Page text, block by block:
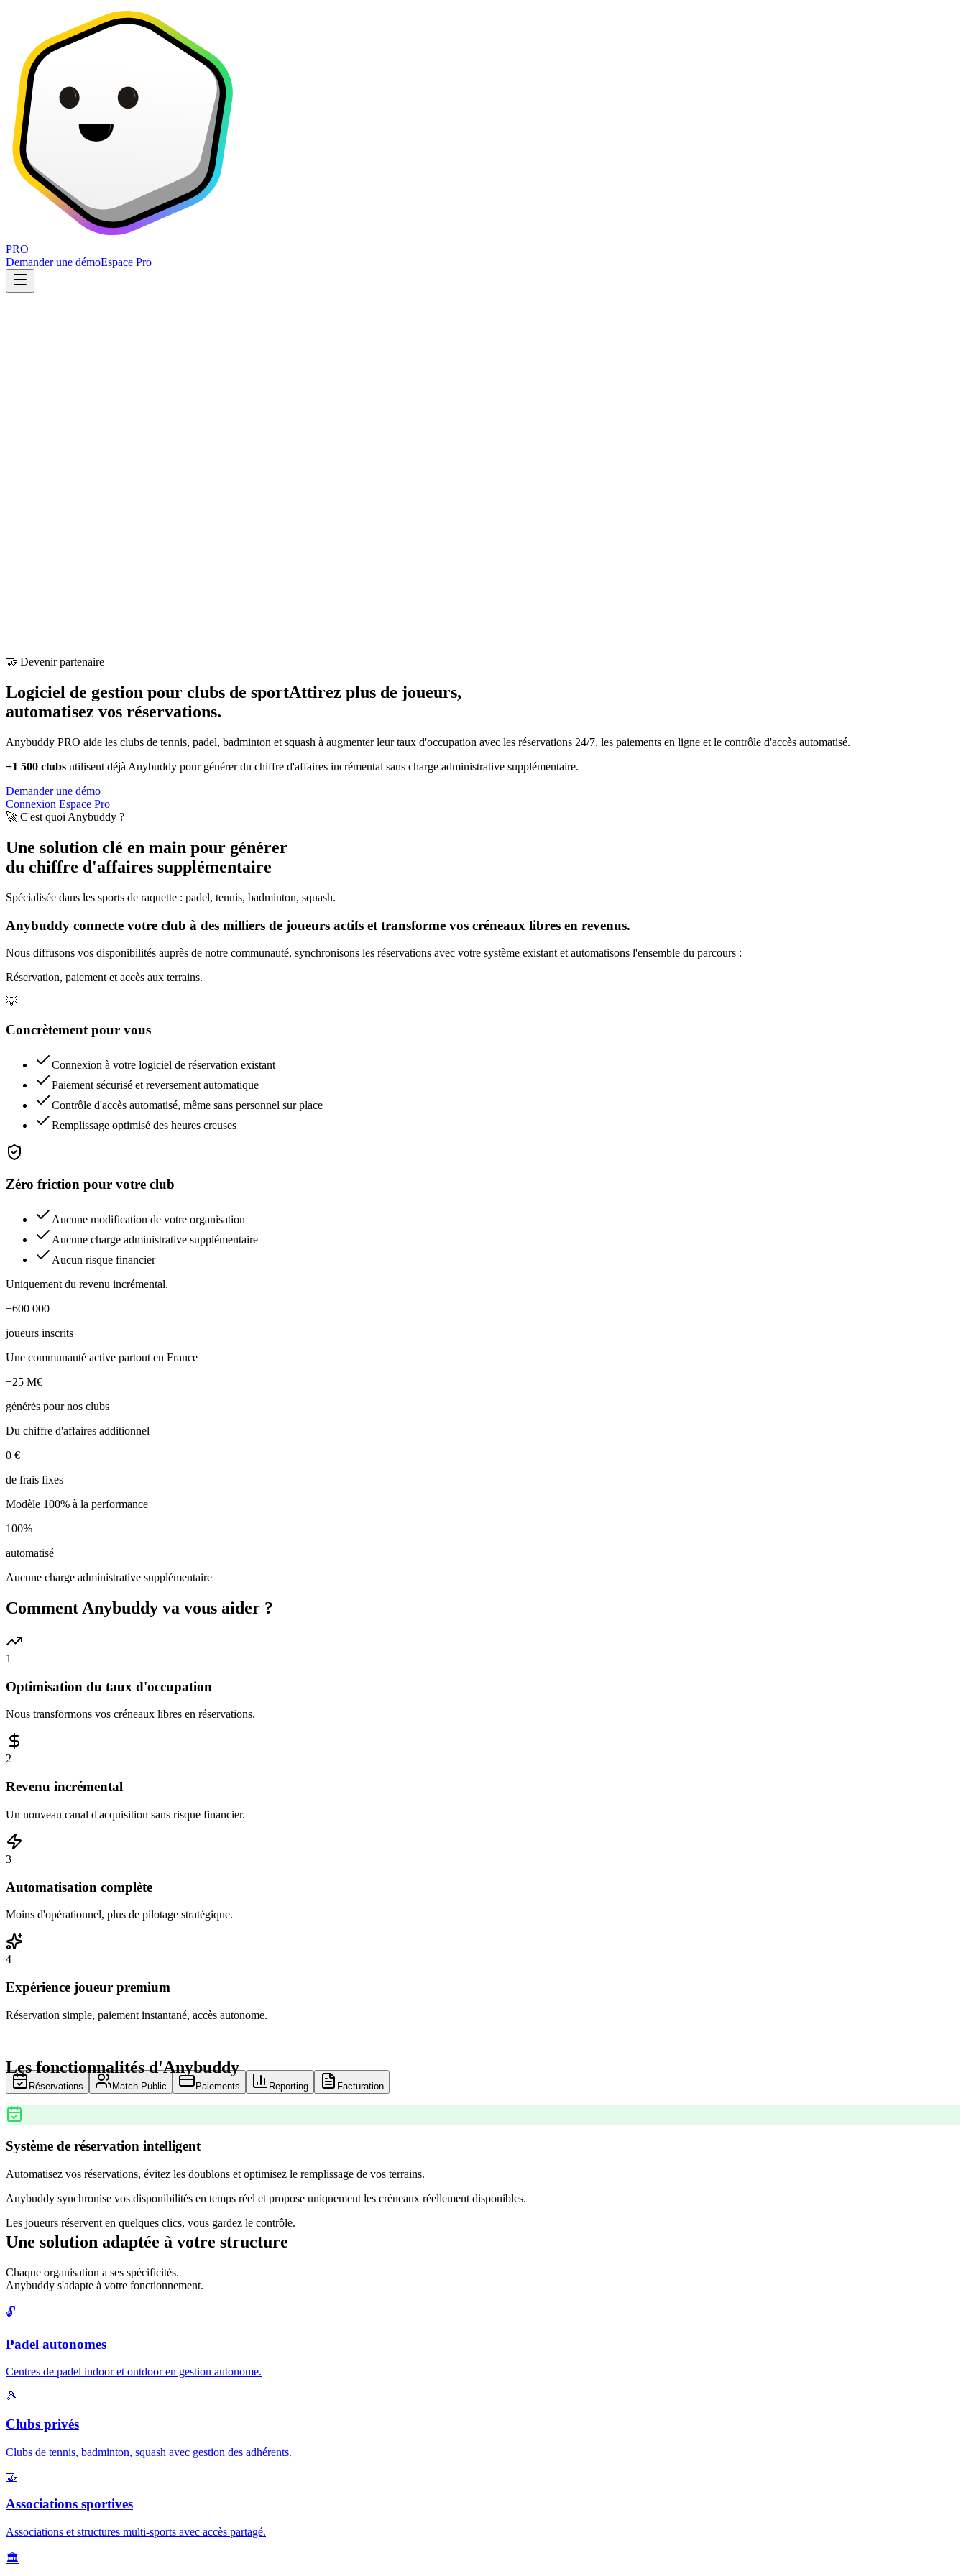
PRO
Demander une démoEspace Pro
🤝 Devenir partenaire
Logiciel de gestion pour clubs de sportAttirez plus de joueurs,
automatisez vos réservations.
Anybuddy PRO aide les clubs de tennis, padel, badminton et squash à augmenter leur taux d'occupation avec les réservations 24/7, les paiements en ligne et le contrôle d'accès automatisé.
+1 500 clubs utilisent déjà Anybuddy pour générer du chiffre d'affaires incrémental sans charge administrative supplémentaire.
Demander une démo
Connexion Espace Pro
🚀 C'est quoi Anybuddy ?
Une solution clé en main pour générer
du chiffre d'affaires supplémentaire
Spécialisée dans les sports de raquette : padel, tennis, badminton, squash.
Anybuddy connecte votre club à des milliers de joueurs actifs et transforme vos créneaux libres en revenus.
Nous diffusons vos disponibilités auprès de notre communauté, synchronisons les réservations avec votre système existant et automatisons l'ensemble du parcours :
Réservation, paiement et accès aux terrains.
💡
Concrètement pour vous
Connexion à votre logiciel de réservation existant
Paiement sécurisé et reversement automatique
Contrôle d'accès automatisé, même sans personnel sur place
Remplissage optimisé des heures creuses
Zéro friction pour votre club
Aucune modification de votre organisation
Aucune charge administrative supplémentaire
Aucun risque financier
Uniquement du revenu incrémental.
+600 000
joueurs inscrits
Une communauté active partout en France
+25 M€
générés pour nos clubs
Du chiffre d'affaires additionnel
0 €
de frais fixes
Modèle 100% à la performance
100%
automatisé
Aucune charge administrative supplémentaire
Comment Anybuddy va vous aider ?
1
Optimisation du taux d'occupation
Nous transformons vos créneaux libres en réservations.
2
Revenu incrémental
Un nouveau canal d'acquisition sans risque financier.
3
Automatisation complète
Moins d'opérationnel, plus de pilotage stratégique.
4
Expérience joueur premium
Réservation simple, paiement instantané, accès autonome.
Les fonctionnalités d'Anybuddy
Réservations Match Public Paiements Reporting Facturation
Système de réservation intelligent
Automatisez vos réservations, évitez les doublons et optimisez le remplissage de vos terrains.
Anybuddy synchronise vos disponibilités en temps réel et propose uniquement les créneaux réellement disponibles.
Les joueurs réservent en quelques clics, vous gardez le contrôle.
Une solution adaptée à votre structure
Chaque organisation a ses spécificités.
Anybuddy s'adapte à votre fonctionnement.
🔓
Padel autonomes
Centres de padel indoor et outdoor en gestion autonome.
🎾
Clubs privés
Clubs de tennis, badminton, squash avec gestion des adhérents.
🤝
Associations sportives
Associations et structures multi-sports avec accès partagé.
🏛️